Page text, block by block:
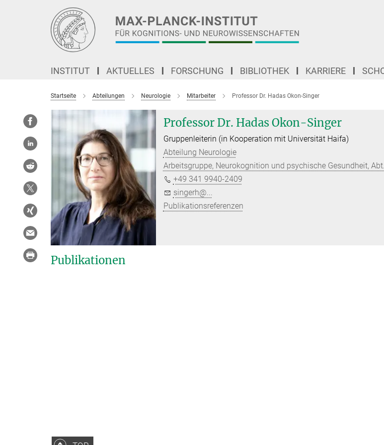
INSTITUT AKTUELLES FORSCHUNG BIBLIOTHEK KARRIERE
Startseite Abteilungen Neurologie Mitarbeiter Professor Dr. Hadas Okon-Singer
Professor Dr. Hadas Okon-Singer
Gruppenleiterin (in Kooperation mit Universität Haifa)
Abteilung Neurologie
Arbeitsgruppe, Neurokognition und psychische Gesundheit,
+49 341 9940-2409
singerh@...
Publikationsreferenzen
Publikationen